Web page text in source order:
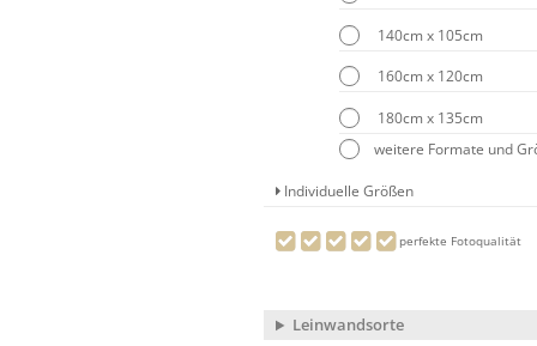
140cm x 105cm
160cm x 120cm
180cm x 135cm
weitere Formate und
Individuelle Größen
perfekte Fotoqualität
Leinwandsorte